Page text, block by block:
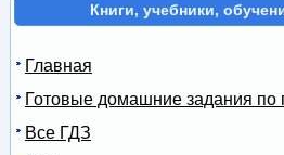
Книги, учебники,
Главная
Готовые домашние задания по
Все ГДЗ